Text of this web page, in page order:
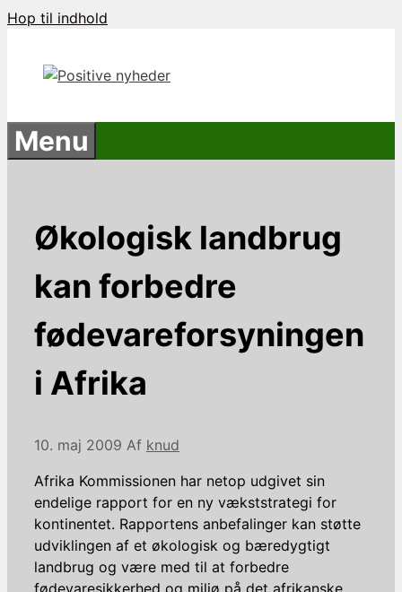
Hop til indhold
Menu
Økologisk landbrug
kan forbedre
fødevareforsyningen
i Afrika
10. maj 2009 Af knud
Afrika Kommissionen har netop udgivet sin
endelige rapport for en ny vækststrategi for
kontinentet. Rapportens anbefalinger kan støtte
udviklingen af et økologisk og bæredygtigt
landbrug og være med til at forbedre
fødevaresikkerhed og miljø på det afrikanske